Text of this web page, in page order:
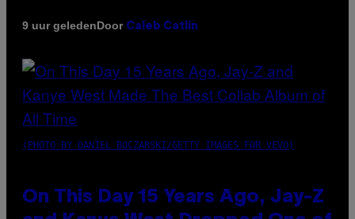
9 uur geledenDoor Caleb Catlin
(PHOTO BY DANIEL BOCZARSKI/GETTY IMAGES FOR VEVO)
On This Day 15 Years Ago, Jay-Z